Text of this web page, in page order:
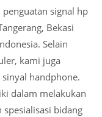
signal hp
Bekasi
Selain
kami juga
handphone.
dalam melakukan
spesialisasi bidang